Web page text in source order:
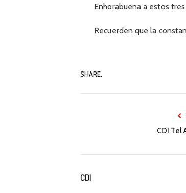
Enhorabuena a estos
Recuerden que la
SHARE.
CDI Tel
CDI